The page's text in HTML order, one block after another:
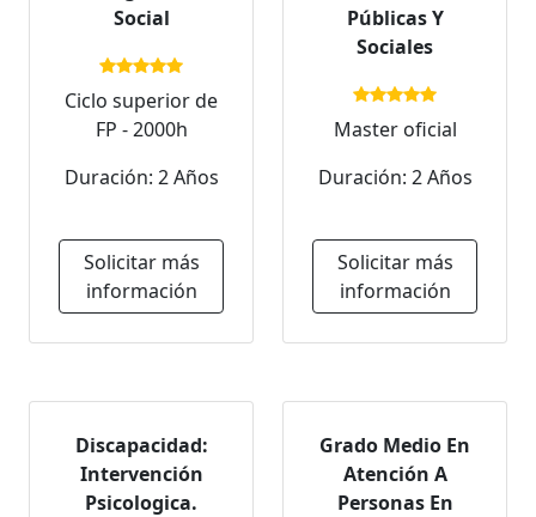
Social
Ciclo superior de
FP - 2000h
Duración: 2 Años
Solicitar más
información
Públicas Y
Sociales
Master oficial
Duración: 2 Años
Solicitar más
información
Discapacidad:
Intervención
Psicologica.
Grado Medio En
Atención A
Personas En